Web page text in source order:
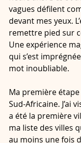
vagues défilent
devant mes yeux.
remettre pied sur
Une expérience
qui s’est
mot inoubliable.
Ma première
Sud-Africaine. J’ai
a été la première
ma liste des villes
au moins une fois